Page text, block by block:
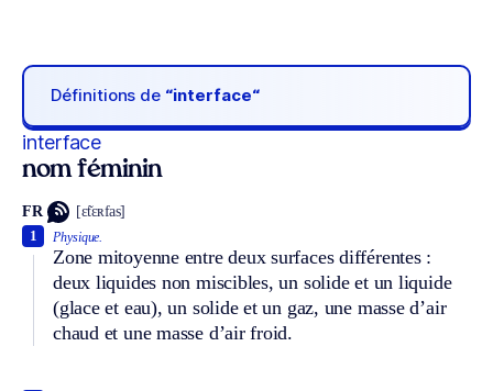
Définitions de “interface“
interface
nom féminin
FR [ɛ̃tɛʀfas]
Physique.
Zone mitoyenne entre deux surfaces différentes :
deux liquides non miscibles, un solide et un liquide
(glace et eau), un solide et un gaz, une masse d’air
chaud et une masse d’air froid.
1